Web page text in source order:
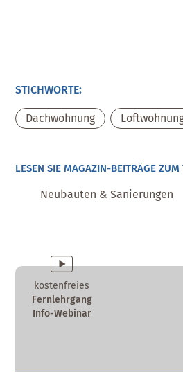
STICHWORTE:
Dachwohnung ,
LESEN SIE MAGAZIN-BEITRÄGE ZUM
Neubauten & Sanierungen
kostenfreies
Fernlehrgang
Info-Webinar